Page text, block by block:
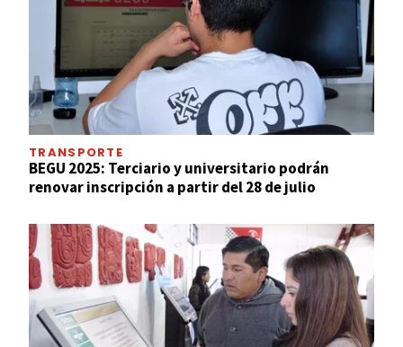
TRANSPORTE
BEGU 2025: Terciario y universitario podrán
renovar inscripción a partir del 28 de julio